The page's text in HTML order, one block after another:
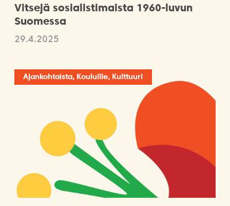
Vitsejä sosialistimaista 1960-luvun
Suomessa
29.4.2025
Ajankohtaista, Kouluille, Kulttuuri